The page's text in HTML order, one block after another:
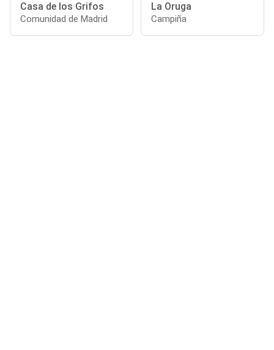
Casa de los Grifos
Comunidad de Madrid
La Oruga
Campiña